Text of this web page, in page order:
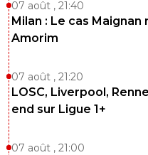
07 août , 21:40
Milan : Le cas
Amorim
07 août , 21:20
LOSC, Liverpool,
end sur Ligue 1+
07 août , 21:00